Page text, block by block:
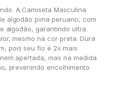
A Camiseta Masculina
algodão pima peruano, com
algodão, garantindo ultra
mesmo na cor preta. Dura
pois seu fio é 2x mais
apertada, mas na medida
prevenindo encolhimento